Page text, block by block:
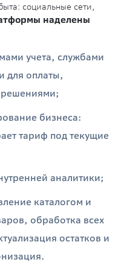
социальные сети,
наделены
учета, службами
для оплаты,
бизнеса:
тариф под текущие
аналитики;
каталогом и
обработка всех
остатков и